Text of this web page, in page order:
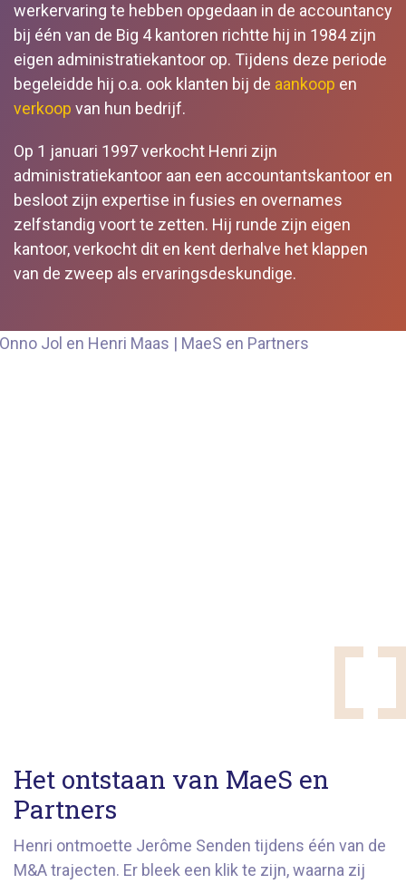
werkervaring te hebben opgedaan in de accountancy
bij één van de Big 4 kantoren richtte hij in 1984 zijn
eigen administratiekantoor op. Tijdens deze periode
begeleidde hij o.a. ook klanten bij de aankoop en
verkoop van hun bedrijf.
Op 1 januari 1997 verkocht Henri zijn
administratiekantoor aan een accountantskantoor en
besloot zijn expertise in fusies en overnames
zelfstandig voort te zetten. Hij runde zijn eigen
kantoor, verkocht dit en kent derhalve het klappen
van de zweep als ervaringsdeskundige.
Het ontstaan van MaeS en
Partners
Henri ontmoette Jerôme Senden tijdens één van de
M&A trajecten. Er bleek een klik te zijn, waarna zij